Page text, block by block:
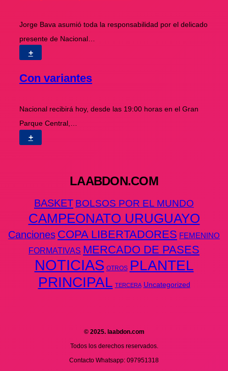
Jorge Bava asumió toda la responsabilidad por el delicado
presente de Nacional…
+
Con variantes
Nacional recibirá hoy, desde las 19:00 horas en el Gran
Parque Central,…
+
LAABDON.COM
BASKET BOLSOS POR EL MUNDO
CAMPEONATO URUGUAYO
Canciones COPA LIBERTADORES FEMENINO
FORMATIVAS MERCADO DE PASES
NOTICIAS OTROS PLANTEL
PRINCIPAL TERCERA Uncategorized
© 2025. laabdon.com
Todos los derechos reservados.
Contacto Whatsapp: 097951318